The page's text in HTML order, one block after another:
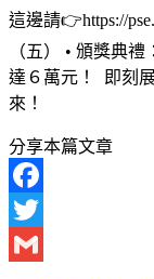
這邊請👉https://
（五） • 頒獎典
達６萬元！ 即刻
來！
分享本篇文章
Facebook
Twitter